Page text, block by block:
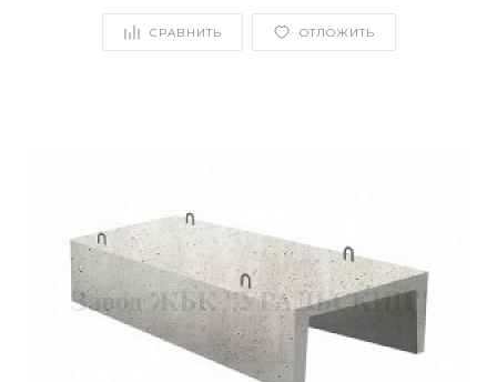
СРАВНИТЬ ОТЛОЖИТЬ